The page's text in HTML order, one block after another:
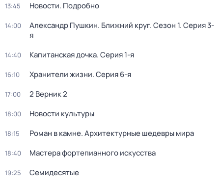
13:45 Новости. Подробно
14:00 Александр Пушкин. Ближний круг. Сезон 1. Серия 3-
я
14:40 Капитанская дочка. Серия 1-я
16:10 Хранители жизни. Серия 6-я
17:00 2 Верник 2
18:00 Новости культуры
18:15 Роман в камне. Архитектурные шедевры мира
18:40 Мастера фортепианного искусства
19:25 Семидесятые